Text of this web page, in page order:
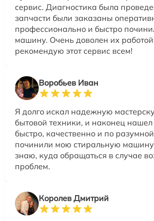
сервис. Диагностика была
запчасти были заказаны
профессионально и быстро
машину. Очень доволен их
рекомендую этот сервис всем!
Воробьев Иван
Я долго искал надежную
бытовой техники, и наконец
быстро, качественно и по
починили мою стиральную
знаю, куда обращаться в случае
проблем.
Королев Дмитрий